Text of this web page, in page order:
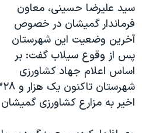
چهل سال گروگان‌گیری
قانون شفافیت دارائی کادر رهبری
اعتراضات مردمی آبان ۹۸
اسرائیل در جنگ
نرگس محمدی برنده جایزه نوبل
سید علیرضا حسینی، معاون
فرماندار گمیشان در خصوص
آخرین وضعیت این شهرستان
پس از وقوع سیلاب گفت: بر
اساس اعلام جهاد کشاورزی
اخیر به مزارع کشاورزی